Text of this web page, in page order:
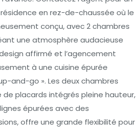
résidence en rez-de-chaussée où le
conçu, avec 2 chambres
une atmosphère audacieuse
affirmé et l’agencement
à une cuisine épurée
and-go ». Les deux chambres
placards intégrés pleine hauteur,
épurées avec des
offre une grande flexibilité pour